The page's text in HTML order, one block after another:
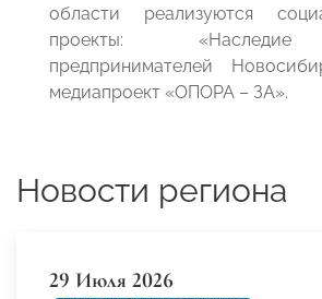
области реализуются
проекты: «Наследие
предпринимателей
медиапроект «ОПОРА – ЗА».
Новости региона
29 Июля 2026